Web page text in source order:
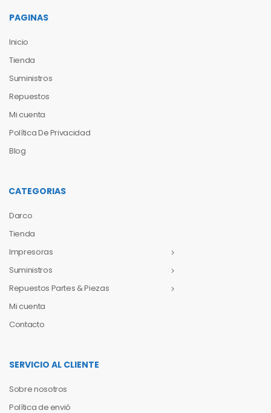
PAGINAS
Inicio
Tienda
Suministros
Repuestos
Mi cuenta
Política De Privacidad
Blog
CATEGORIAS
Darco
Tienda
Impresoras
Suministros
Repuestos Partes & Piezas
Mi cuenta
Contacto
SERVICIO AL CLIENTE
Sobre nosotros
Política de envió